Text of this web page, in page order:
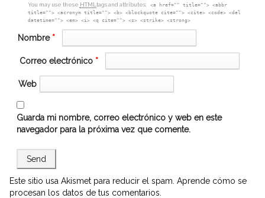
You may use these HTML tags and attributes:
<a href="" title=""> <abbr
title=""> <acronym title=""> <b> <blockquote cite=""> <cite> <code> <del
datetime=""> <em> <i> <q cite=""> <s> <strike> <strong>
Nombre *
Correo electrónico *
Web
Guarda mi nombre, correo electrónico y web en este
navegador para la próxima vez que comente.
Este sitio usa Akismet para reducir el spam. Aprende cómo se
procesan los datos de tus comentarios.